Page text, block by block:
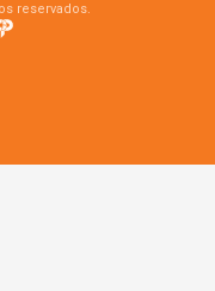
reservados.